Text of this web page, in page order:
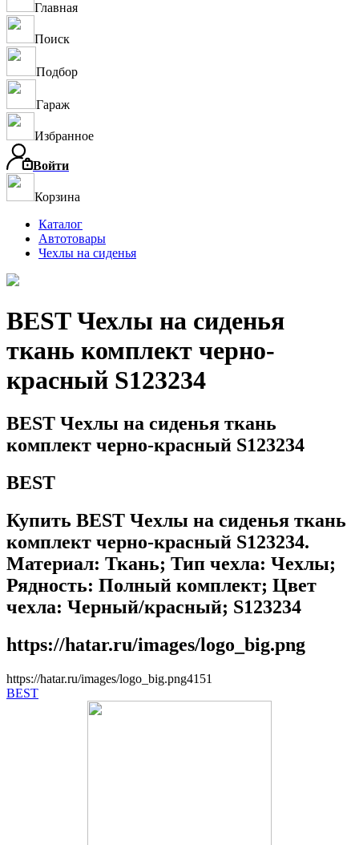
Главная
Поиск
Подбор
Гараж
Избранное
Войти
Корзина
Каталог
Автотовары
Чехлы на сиденья
BEST Чехлы на сиденья
ткань комплект черно-
красный S123234
BEST Чехлы на сиденья ткань
комплект черно-красный S123234
BEST
Купить BEST Чехлы на сиденья ткань
комплект черно-красный S123234.
Материал: Ткань; Тип чехла: Чехлы;
Рядность: Полный комплект; Цвет
чехла: Черный/красный; S123234
https://hatar.ru/images/logo_big.png
https://hatar.ru/images/logo_big.png41 51
BEST